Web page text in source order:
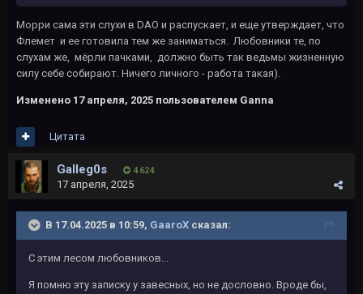
Морри сама эти слухи в DAO и распускает, и еще утверждает, что
Флемет и ее готовила тем же заниматься. Любовники те, по
слухам же, мёрли пачками, должно быть так ведьмы жизненную
силу себе собирают. Ничего личного - работа такая).
Изменено 17 апреля, 2025 пользователем Ganna
Цитата
Galleg0s 4 624
17 апреля, 2025
В 17.04.2025 в 10:59, GaaroX сказал:
С этим лесом любовников...
Я помню эту записку у завесных, но не дословно. Вроде бы,